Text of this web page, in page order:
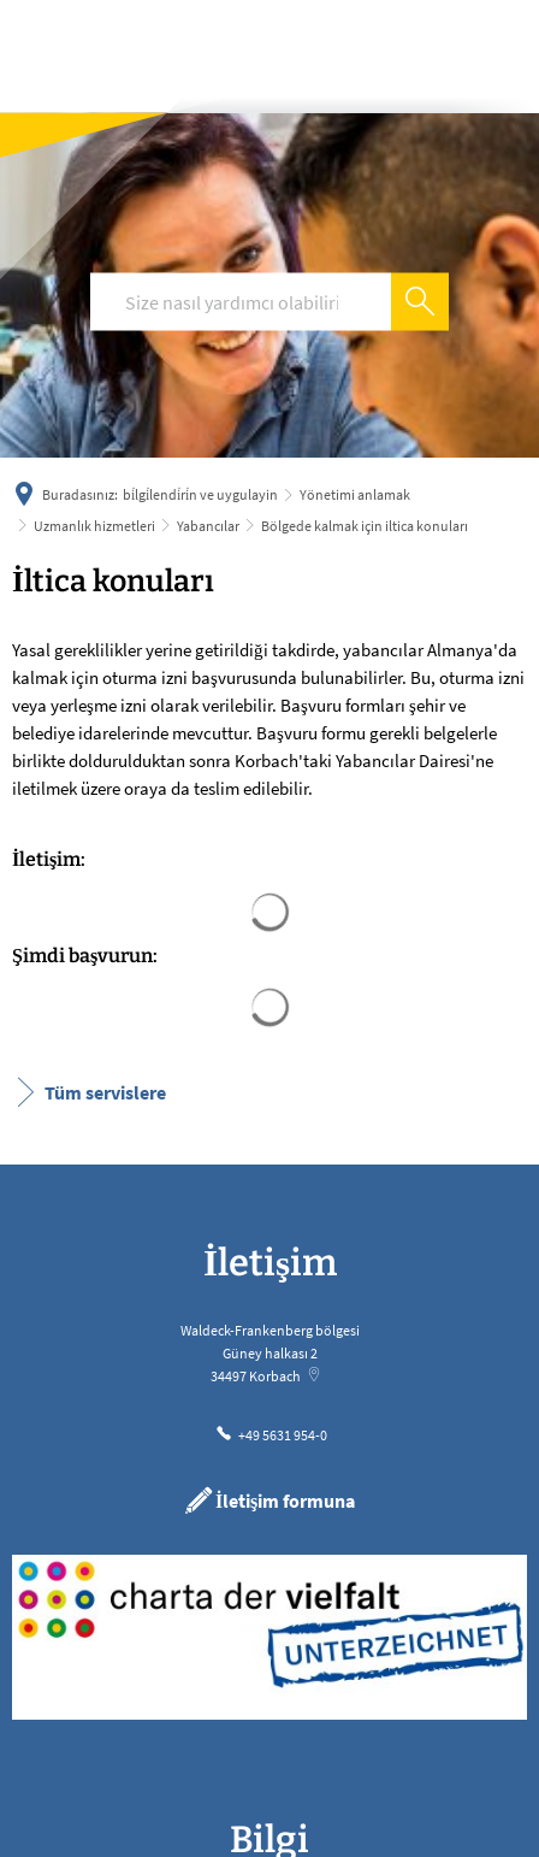
deutsch
Buradasınız: bi̇lgi̇lendi̇ri̇n ve uygulayin
Yönetimi anlamak
Uzmanlık hizmetleri
Yabancılar Bölgede kalmak için iltica konuları
Bölgede
için
iltica
konuları
İltica konuları
Yasal gereklilikler yerine getirildiği takdirde, yabancılar Almanya'da
kalmak için oturma izni başvurusunda bulunabilirler. Bu, oturma izni
veya yerleşme izni olarak verilebilir. Başvuru formları şehir ve
belediye idarelerinde mevcuttur. Başvuru formu gerekli belgelerle
birlikte doldurulduktan sonra Korbach'taki Yabancılar Dairesi'ne
iletilmek üzere oraya da teslim edilebilir.
İletişim:
Şimdi başvurun:
Tüm servislere
İletişim
Waldeck-Frankenberg bölgesi
Güney halkası 2
34497 Korbach
+49 5631 954-0
İletişim formuna
Bilgi